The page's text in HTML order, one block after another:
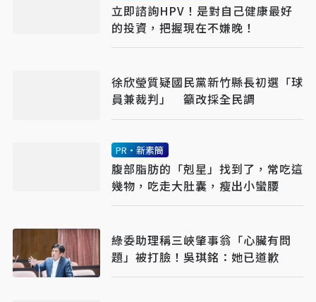
立即諮詢HPV！是對自己健康最好
的投資，把握現在不嫌晚！
徐欣瑩質疑國民黨新竹縣長初選「球
員兼裁判」 籲改採全民調
PR・新素簡
腹部脂肪的「剋星」找到了，常吃這
幾物，吃走大肚囊，瘦出小蠻腰
綠委助理稱三峽肇事翁「心臟有問
題」被打臉！吳琪銘：她已道歉